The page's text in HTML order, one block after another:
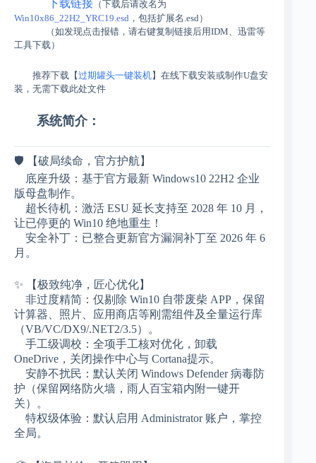
下载链接 （下载后请改名为
Win10x86_22H2_YRC19.esd ，包括扩展名.esd）
（如发现点击报错，请右键复制链接后用IDM、迅雷等
工具下载）
推荐下载【过期罐头一键装机】在线下载安装或制作U盘安
装，无需下载此处文件
系统简介：
🛡️ 【破局续命，官方护航】
底座升级：基于官方最新 Windows10 22H2 企业
版母盘制作。
超长待机：激活 ESU 延长支持至 2028 年 10 月，
让已停更的 Win10 绝地重生！
安全补丁：已整合更新官方漏洞补丁至 2026 年 6
月。
✨ 【极致纯净，匠心优化】
非过度精简：仅剔除 Win10 自带废柴 APP，保留
计算器、照片、应用商店等刚需组件及全量运行库
（VB/VC/DX9/.NET2/3.5）。
手工级调校：全项手工核对优化，卸载
OneDrive，关闭操作中心与 Cortana提示。
安静不扰民：默认关闭 Windows Defender 病毒防
护（保留网络防火墙，雨人百宝箱内附一键开
关）。
特权级体验：默认启用 Administrator 账户，掌控
全局。